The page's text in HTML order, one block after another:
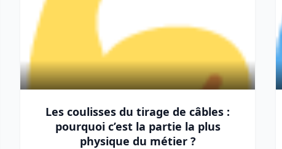
Les coulisses du tirage de câbles :
pourquoi c’est la partie la plus
physique du métier ?